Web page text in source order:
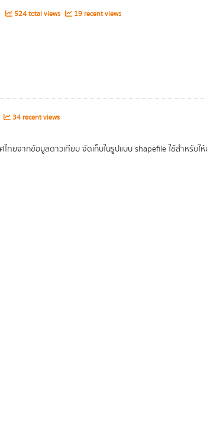
524 total views 19 recent views
34 recent views
ยจากข้อมูลดาวเทียม จัดเก็บในรูปแบบ shapefile ใช้สำหรับใ